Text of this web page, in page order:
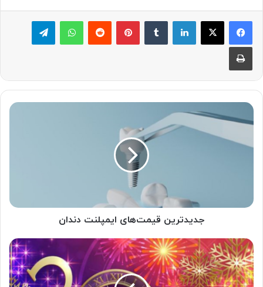
لینکدین ‫تامبلر پینترست‫رددیت واتس آپ تلگرام
چاپ
جدیدترین
قیمت‌های
دندان
جدیدترین قیمت‌های ایمپلنت دندان
همه
چی
درباره
سال